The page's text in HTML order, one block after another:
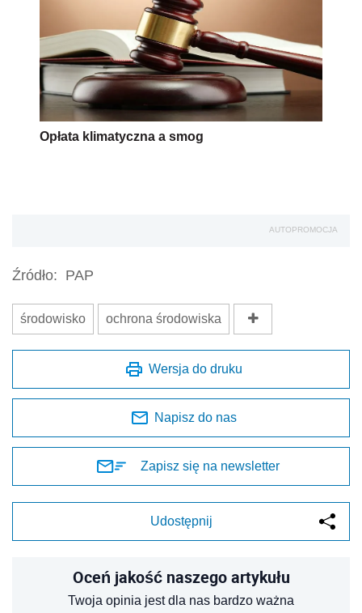
Opłata klimatyczna a smog
AUTOPROMOCJA
Źródło: PAP
środowisko ochrona środowiska
Wersja do druku
Napisz do nas
Zapisz się na newsletter
Udostępnij
Oceń jakość naszego artykułu
Twoja opinia jest dla nas bardzo ważna